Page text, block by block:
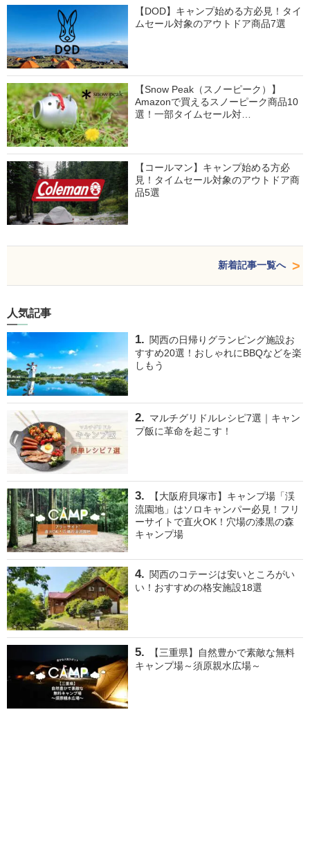
【DOD】キャンプ始める方必見！タイ
ムセール対象のアウトドア商品7選
【Snow Peak（スノーピーク）】
Amazonで買えるスノーピーク商品10
選！一部タイムセール対…
【コールマン】キャンプ始める方必
見！タイムセール対象のアウトドア商
品5選
新着記事一覧へ
人気記事
関西の日帰りグランピング施設お
すすめ20選！おしゃれにBBQなどを楽
しもう
マルチグリドルレシピ7選｜キャン
プ飯に革命を起こす！
【大阪府貝塚市】キャンプ場「渓
流園地」はソロキャンパー必見！フリ
ーサイトで直火OK！穴場の漆黒の森
キャンプ場
関西のコテージは安いところがい
い！おすすめの格安施設18選
【三重県】自然豊かで素敵な無料
キャンプ場～須原親水広場～